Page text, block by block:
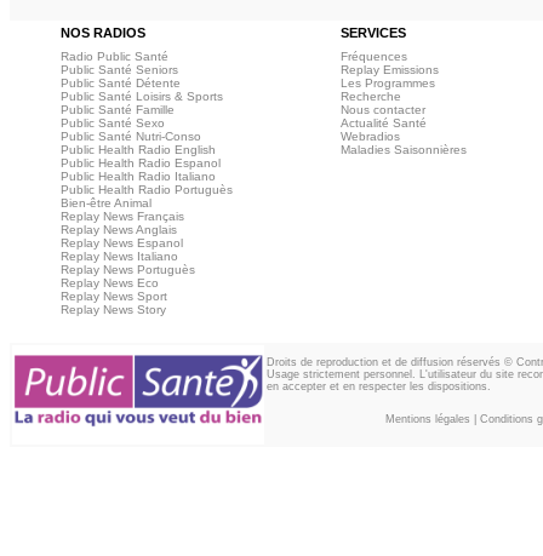
NOS RADIOS SERVICES
Radio Public Santé
Public Santé Seniors
Public Santé Détente
Public Santé Loisirs & Sports
Public Santé Famille
Public Santé Sexo
Public Santé Nutri-Conso
Public Health Radio English
Public Health Radio Espanol
Public Health Radio Italiano
Public Health Radio Portuguès
Bien-être Animal
Replay News Français
Replay News Anglais
Replay News Espanol
Replay News Italiano
Replay News Portuguès
Replay News Eco
Replay News Sport
Replay News Story
Fréquences
Replay Emissions
Les Programmes
Recherche
Nous contacter
Actualité Santé
Webradios
Maladies Saisonnières
Droits de reproduction et de diffusion réservés ©
Usage strictement personnel. L'utilisateur du site
en accepter et en respecter les dispositions.
Mentions légales Conditions